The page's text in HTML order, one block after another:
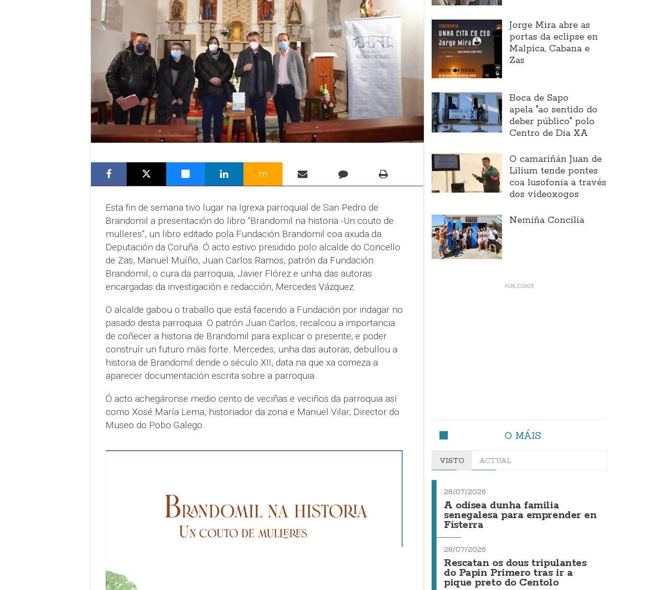
m
Esta fin de semana tivo lugar na Igrexa parroquial de San Pedro de
Brandomil a presentación do libro “Brandomil na historia -Un couto de
mulleres”, un libro editado pola Fundación Brandomil coa axuda da
Deputación da Coruña. Ó acto estivo presidido polo alcalde do Concello
de Zas, Manuel Muíño, Juan Carlos Ramos, patrón da Fundación
Brandomil, o cura da parroquia, Javier Flórez e unha das autoras
encargadas da investigación e redacción, Mercedes Vázquez.
O alcalde gabou o traballo que está facendo a Fundación por indagar no
pasado desta parroquia. O patrón Juan Carlos, recalcou a importancia
de coñecer a historia de Brandomil para explicar o presente, e poder
construír un futuro máis forte. Mercedes, unha das autoras, debullou a
historia de Brandomil dende o século XII, data na que xa comeza a
aparecer documentación escrita sobre a parroquia.
Ó acto achegáronse medio cento de veciñas e veciños da parroquia así
como Xosé María Lema, historiador da zona e Manuel Vilar, Director do
Museo do Pobo Galego.
Jorge Mira abre as
portas da eclipse en
Malpica, Cabana e
Zas
Boca de Sapo
apela "ao sentido do
deber público" polo
Centro de Día XA
O camariñán Juan de
Lilium tende pontes
coa lusofonía a través
dos videoxogos
Nemiña Concilia
O MÁIS
VISTO ACTUAL
28/07/2026
A odisea dunha familia
senegalesa para emprender en
Fisterra
28/07/2026
Rescatan os dous tripulantes
do Papin Primero tras ir a
pique preto do Centolo